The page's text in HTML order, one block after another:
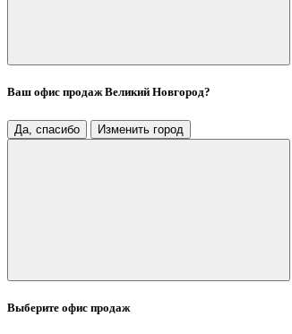
Ваш офис продажВеликий Новгород?
Да, спасибо Изменить город
Выберите офис продаж